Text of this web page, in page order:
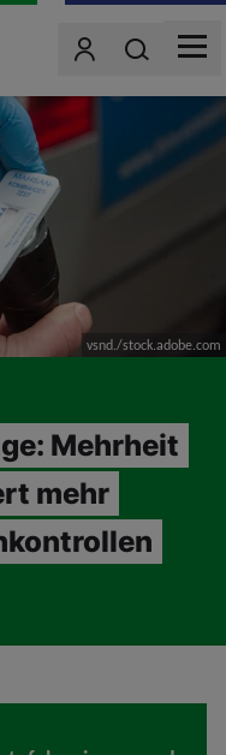
BenutzerWonach
MENU
vsnd./stock.adobe.com
Mehrheit
mehr